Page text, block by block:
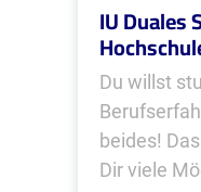
IU Duales
Du willst
beides!
Dir viele